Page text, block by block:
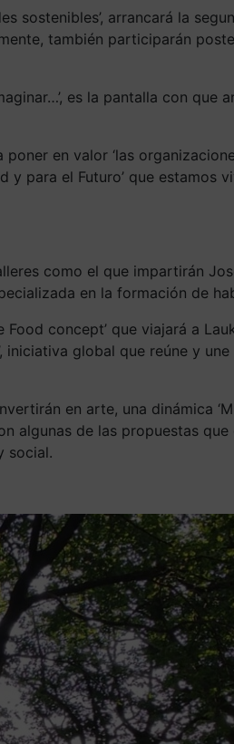
sostenibles’, arrancará la
también participarán
es la pantalla con que
en valor ‘las
el Futuro’ que estamos
como el que impartirán
en la formación de
concept’ que viajará a
global que reúne y
en arte, una dinámica
de las propuestas
social.